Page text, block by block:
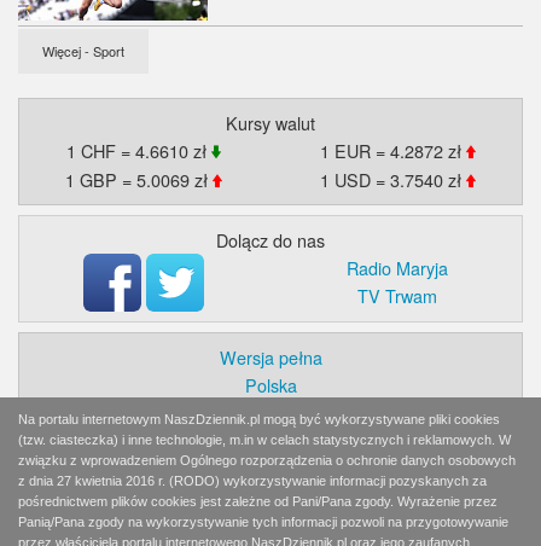
Więcej - Sport
Kursy walut
1 CHF = 4.6610 zł
1 EUR = 4.2872 zł
1 GBP = 5.0069 zł
1 USD = 3.7540 zł
Dolącz do nas
Radio Maryja
TV Trwam
Wersja pełna
Polska
Świat
Ekonomia
Myśl
Wiara
Sport
Na portalu internetowym NaszDziennik.pl mogą być wykorzystywane pliki cookies
(tzw. ciasteczka) i inne technologie, m.in w celach statystycznych i reklamowych. W
związku z wprowadzeniem Ogólnego rozporządzenia o ochronie danych osobowych
z dnia 27 kwietnia 2016 r. (RODO) wykorzystywanie informacji pozyskanych za
pośrednictwem plików cookies jest zależne od Pani/Pana zgody. Wyrażenie przez
Panią/Pana zgody na wykorzystywanie tych informacji pozwoli na przygotowywanie
przez właściciela portalu internetowego NaszDziennik.pl oraz jego zaufanych